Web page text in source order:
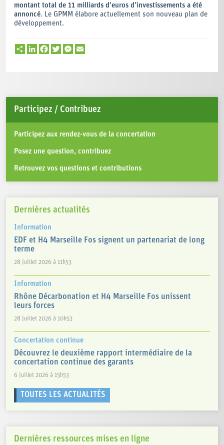
montant total de 11 milliards d'euros d'investissements a été
annoncé. Le GPMM élabore actuellement son nouveau plan de
développement.
PartagerLinkedInFacebook
TwitterMessenger
Participez / Contribuez
Participez aux rendez-vous de la concertation
Posez une question, contribuez
Retrouvez vos questions et contributions
Dernières actualités
Information
EDF et H4 Marseille Fos signent un partenariat de long
terme
28 juillet 2026 à 11h53
Information
Rhône Décarbonation et H4 Marseille Fos unissent
leurs forces
28 juillet 2026 à 10h53
Concertation continue
Découvrez le deuxième rapport intermédiaire de la
concertation continue des garants
6 juillet 2026 à 15h53
TOUTES LES ACTUALITÉS
Dernières ressources mises en ligne